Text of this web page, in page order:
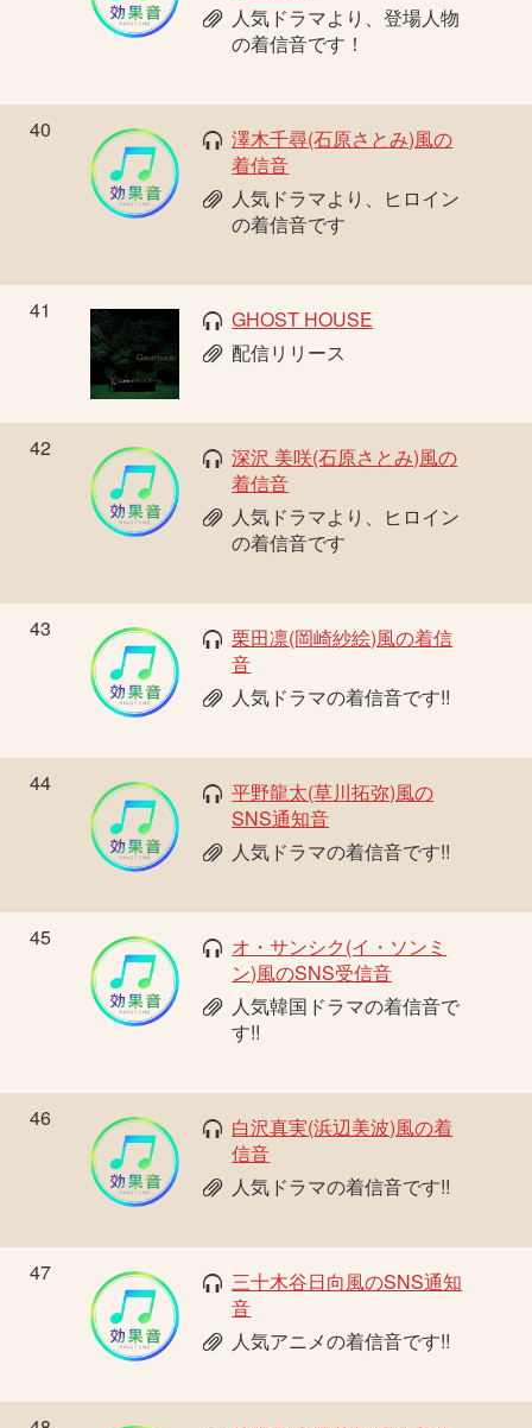
人気ドラマより、登場人物
の着信音です！
40
澤木千尋(石原さとみ)風の
着信音
人気ドラマより、ヒロイン
の着信音です
41
GHOST HOUSE
配信リリース
42
深沢 美咲(石原さとみ)風の
着信音
人気ドラマより、ヒロイン
の着信音です
43
栗田凛(岡崎紗絵)風の着信
音
人気ドラマの着信音です!!
44
平野龍太(草川拓弥)風の
SNS通知音
人気ドラマの着信音です!!
45
オ・サンシク(イ・ソンミ
ン)風のSNS受信音
人気韓国ドラマの着信音で
す!!
46
白沢真実(浜辺美波)風の着
信音
人気ドラマの着信音です!!
47
三十木谷日向風のSNS通知
音
人気アニメの着信音です!!